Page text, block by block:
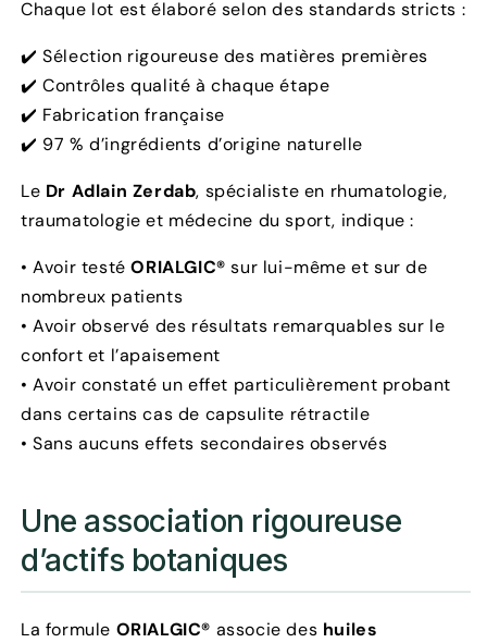
Chaque lot est élaboré selon des standards stricts :
✔️ Sélection rigoureuse des matières premières
✔️ Contrôles qualité à chaque étape
✔️ Fabrication française
✔️ 97 % d’ingrédients d’origine naturelle
Le Dr Adlain Zerdab, spécialiste en rhumatologie,
traumatologie et médecine du sport, indique :
• Avoir testéORIALGIC® sur lui-même et sur de
nombreux patients
• Avoir observé des résultats remarquables sur le
confort et l’apaisement
• Avoir constaté un effet particulièrement probant
dans certains cas de capsulite rétractile
• Sans aucuns effets secondaires observés
Une association rigoureuse
d’actifs botaniques
La formule ORIALGIC® associe des huiles